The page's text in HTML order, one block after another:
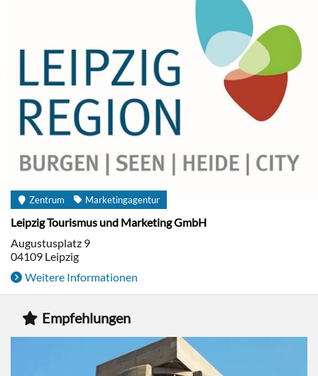
Zentrum Marketingagentur
Leipzig Tourismus und Marketing GmbH
Augustusplatz 9
04109 Leipzig
Weitere Informationen
Empfehlungen